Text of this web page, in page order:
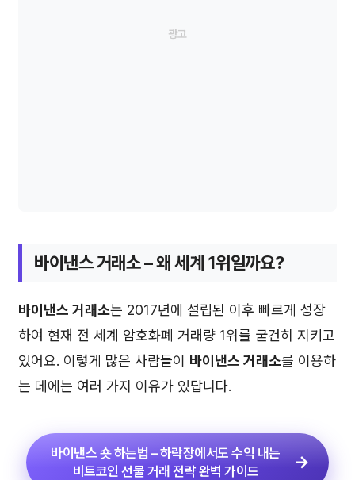
바이낸스 거래소– 왜 세계 1위일까요?
바이낸스 거래소는 2017년에 설립된 이후 빠르게 성장
하여 현재 전 세계 암호화폐 거래량 1위를 굳건히 지키고
있어요. 이렇게 많은 사람들이 바이낸스 거래소를 이용하
는 데에는 여러 가지 이유가 있답니다.
바이낸스 숏 하는법 – 하락장에서도 수익 내는
비트코인 선물 거래 전략 완벽 가이드